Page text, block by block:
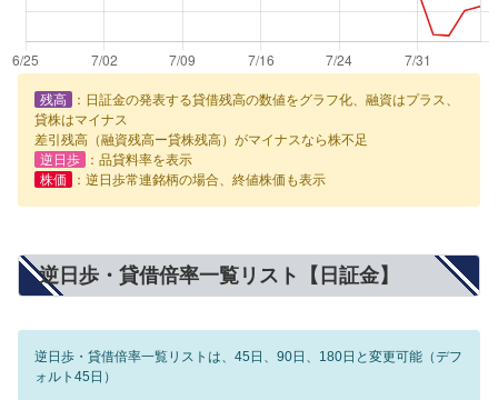
残高
：日証金の発表する貸借残高の数値をグラフ化、融資はプラス、
貸株はマイナス
差引残高（融資残高ー貸株残高）がマイナスなら株不足
逆日歩
：品貸料率を表示
株価
：逆日歩常連銘柄の場合、終値株価も表示
逆日歩・貸借倍率一覧リスト【日証金】
逆日歩・貸借倍率一覧リストは、45日、90日、180日と変更可能（デフ
ォルト45日）